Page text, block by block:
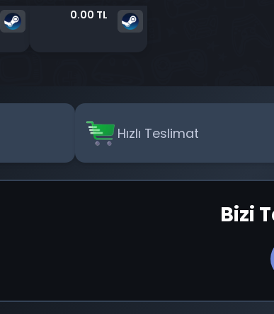
0.00 TL
Hızlı Teslimat
Bizi